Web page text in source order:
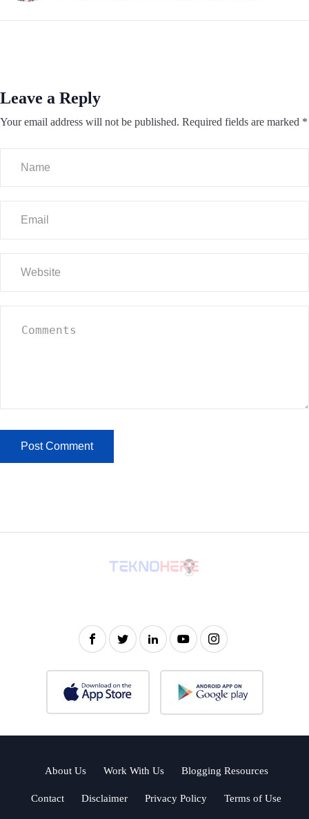
Leave a Reply
Your email address will not be published. Required fields are marked *
About Us Work With Us Blogging Resources
Contact Disclaimer Privacy Policy Terms of Use